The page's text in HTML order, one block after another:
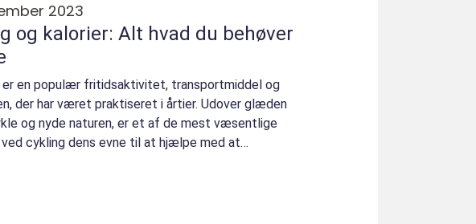
2023
og kalorier: Alt hvad du behøver
er en populær fritidsaktivitet, transportmiddel og
der har været praktiseret i årtier. Udover glæden
og nyde naturen, er et af de mest væsentlige
cykling dens evne til at hjælpe med at